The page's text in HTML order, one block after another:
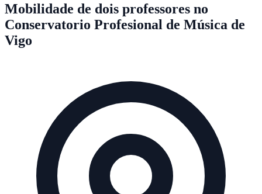
Mobilidade de dois professores no
Conservatorio Profesional de Música de
Vigo